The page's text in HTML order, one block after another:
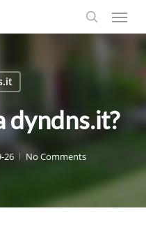
search
Menu
dyndns.it?
26 No Comments